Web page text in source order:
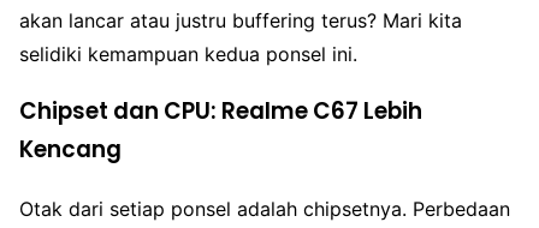
akan lancar atau justru buffering terus? Mari kita
selidiki kemampuan kedua ponsel ini.
Chipset dan CPU: Realme C67 Lebih
Kencang
Otak dari setiap ponsel adalah chipsetnya. Perbedaan